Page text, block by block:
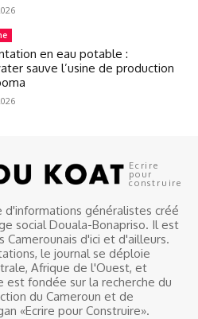
en eau potable :
sauve l’usine de production
Ecrire
pour
construire
d'informations généralistes créé
social Douala-Bonapriso. Il est
Camerounais d'ici et d'ailleurs.
le journal se déploie
Afrique de l'Ouest, et
est fondée sur la recherche du
du Cameroun et de
«Ecrire pour Construire».